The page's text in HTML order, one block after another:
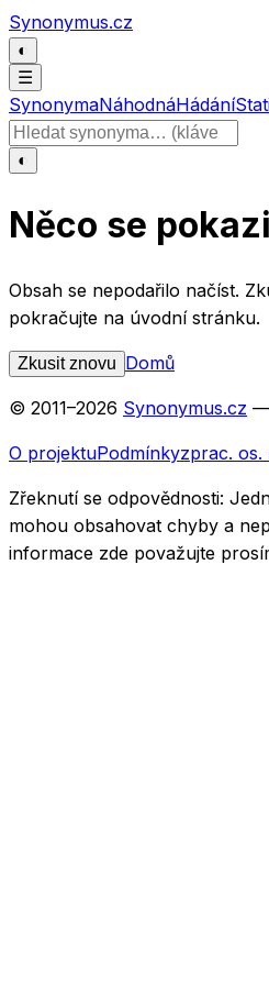
Přeskočit na obsah
Synonymus.cz
◐
☰
SynonymaNáhodnáHádání
Hledat slovo
◐
Něco se
Obsah se nepodařilo načíst.
pokračujte na úvodní stránku.
Zkusit znovu Domů
© 2011–2026 Synonymus.cz —
O projektuPodmínkyzprac. os.
Zřeknutí se odpovědnosti:
mohou obsahovat chyby a
informace zde považujte